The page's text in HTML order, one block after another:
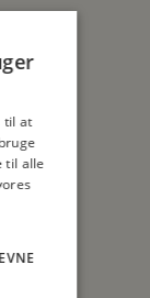
til at
til alle